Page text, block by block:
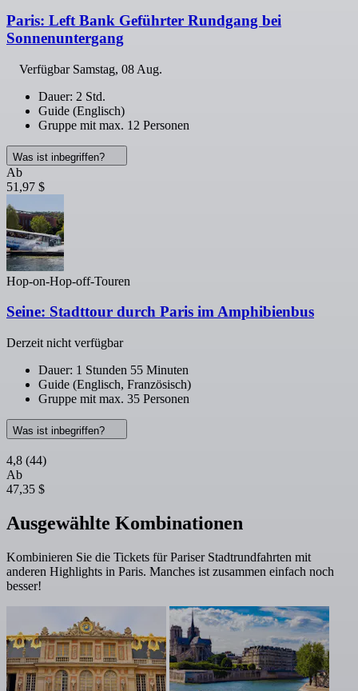
Paris: Left Bank Geführter Rundgang bei
Sonnenuntergang
Verfügbar Samstag, 08 Aug.
Dauer: 2 Std.
Guide (Englisch)
Gruppe mit max. 12 Personen
Was ist inbegriffen?
Ab
51,97 $
Hop-on-Hop-off-Touren
Seine: Stadttour durch Paris im Amphibienbus
Derzeit nicht verfügbar
Dauer: 1 Stunden 55 Minuten
Guide (Englisch, Französisch)
Gruppe mit max. 35 Personen
Was ist inbegriffen?
4,8 (44)
Ab
47,35 $
Ausgewählte Kombinationen
Kombinieren Sie die Tickets für Pariser Stadtrundfahrten mit
anderen Highlights in Paris. Manches ist zusammen einfach noch
besser!